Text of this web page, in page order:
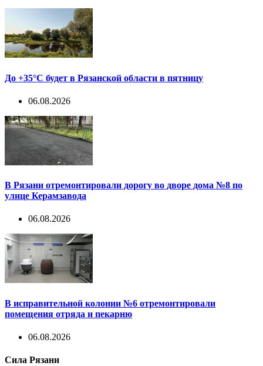
До +35°С будет в Рязанской области в пятницу
06.08.2026
В Рязани отремонтировали дорогу во дворе дома №8 по
улице Керамзавода
06.08.2026
В исправительной колонии №6 отремонтировали
помещения отряда и пекарню
06.08.2026
Сила Рязани